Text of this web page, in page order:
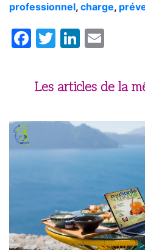
professionnel, charge,
Facebook
TwitterLinkedIn
Les articles de la